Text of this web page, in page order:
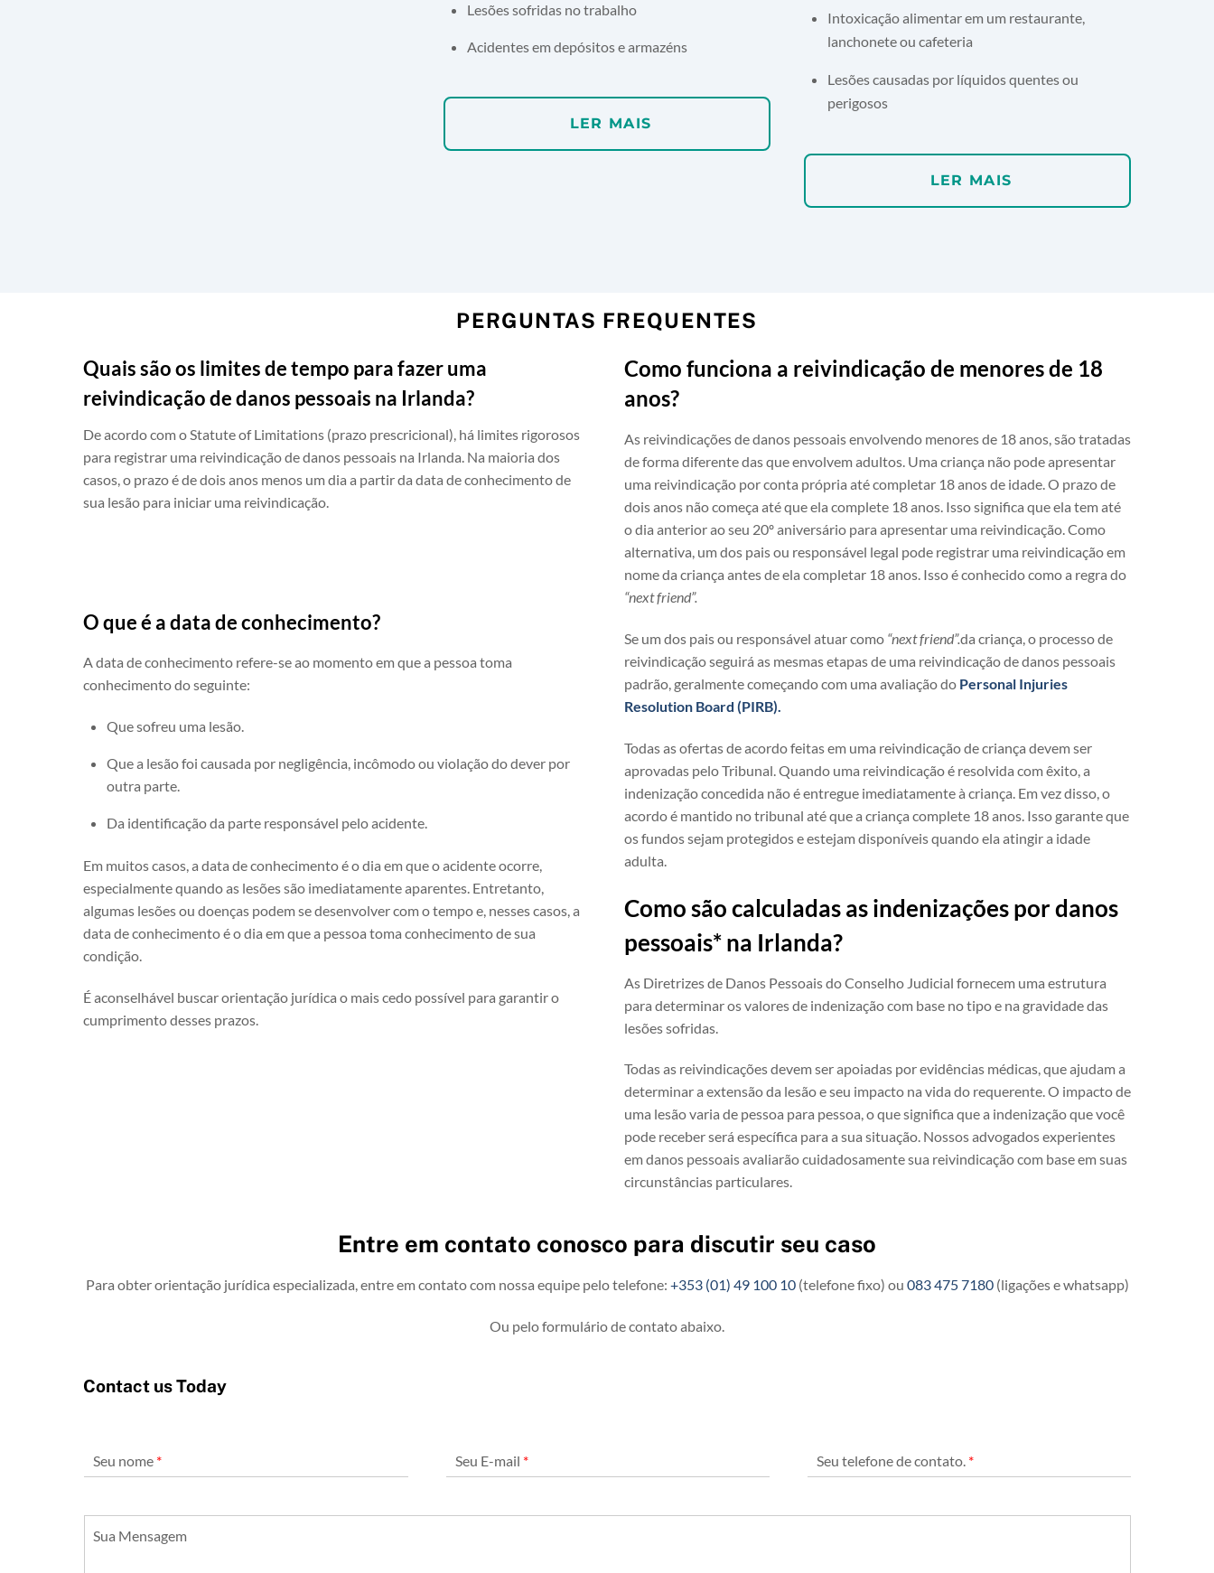
Lesões sofridas no trabalho
Acidentes em depósitos e armazéns
LER MAIS
Intoxicação alimentar em um restaurante,
lanchonete ou cafeteria
Lesões causadas por líquidos quentes ou
perigosos
LER MAIS
PERGUNTAS FREQUENTES
Quais são os limites de tempo para fazer uma
reivindicação de danos pessoais na Irlanda?
De acordo com o Statute of Limitations (prazo prescricional), há limites rigorosos
para registrar uma reivindicação de danos pessoais na Irlanda. Na maioria dos
casos, o prazo é de dois anos menos um dia a partir da data de conhecimento de
sua lesão para iniciar uma reivindicação.
O que é a data de conhecimento?
A data de conhecimento refere-se ao momento em que a pessoa toma
conhecimento do seguinte:
Que sofreu uma lesão.
Que a lesão foi causada por negligência, incômodo ou violação do dever por
outra parte.
Da identificação da parte responsável pelo acidente.
Em muitos casos, a data de conhecimento é o dia em que o acidente ocorre,
especialmente quando as lesões são imediatamente aparentes. Entretanto,
algumas lesões ou doenças podem se desenvolver com o tempo e, nesses casos, a
data de conhecimento é o dia em que a pessoa toma conhecimento de sua
condição.
É aconselhável buscar orientação jurídica o mais cedo possível para garantir o
cumprimento desses prazos.
Como funciona a reivindicação de menores de 18
anos?
As reivindicações de danos pessoais envolvendo menores de 18 anos, são tratadas
de forma diferente das que envolvem adultos. Uma criança não pode apresentar
uma reivindicação por conta própria até completar 18 anos de idade. O prazo de
dois anos não começa até que ela complete 18 anos. Isso significa que ela tem até
o dia anterior ao seu 20º aniversário para apresentar uma reivindicação. Como
alternativa, um dos pais ou responsável legal pode registrar uma reivindicação em
nome da criança antes de ela completar 18 anos. Isso é conhecido como a regra do
“next friend”.
Se um dos pais ou responsável atuar como “next friend”.da criança, o processo de
reivindicação seguirá as mesmas etapas de uma reivindicação de danos pessoais
padrão, geralmente começando com uma avaliação do Personal Injuries
Resolution Board (PIRB).
Todas as ofertas de acordo feitas em uma reivindicação de criança devem ser
aprovadas pelo Tribunal. Quando uma reivindicação é resolvida com êxito, a
indenização concedida não é entregue imediatamente à criança. Em vez disso, o
acordo é mantido no tribunal até que a criança complete 18 anos. Isso garante que
os fundos sejam protegidos e estejam disponíveis quando ela atingir a idade
adulta.
Como são calculadas as indenizações por danos
pessoais* na Irlanda?
As Diretrizes de Danos Pessoais do Conselho Judicial fornecem uma estrutura
para determinar os valores de indenização com base no tipo e na gravidade das
lesões sofridas.
Todas as reivindicações devem ser apoiadas por evidências médicas, que ajudam a
determinar a extensão da lesão e seu impacto na vida do requerente. O impacto de
uma lesão varia de pessoa para pessoa, o que significa que a indenização que você
pode receber será específica para a sua situação. Nossos advogados experientes
em danos pessoais avaliarão cuidadosamente sua reivindicação com base em suas
circunstâncias particulares.
Entre em contato conosco para discutir seu caso
Para obter orientação jurídica especializada, entre em contato com nossa equipe pelo telefone: +353 (01) 49 100 10(telefone fixo) ou 083 475 7180(ligações e whatsapp)
Ou pelo formulário de contato abaixo.
Contact us Today
Seu nome * Seu E-mail * Seu telefone de contato. *
Sua Mensagem